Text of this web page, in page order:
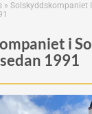
»Solskyddskompaniet
i
1991